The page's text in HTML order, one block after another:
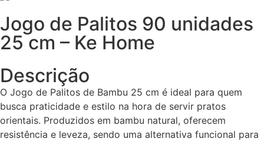
Jogo de Palitos 90 unidades
25 cm – Ke Home
Descrição
O Jogo de Palitos de Bambu 25 cm é ideal para quem
busca praticidade e estilo na hora de servir pratos
orientais. Produzidos em bambu natural, oferecem
resistência e leveza, sendo uma alternativa funcional para